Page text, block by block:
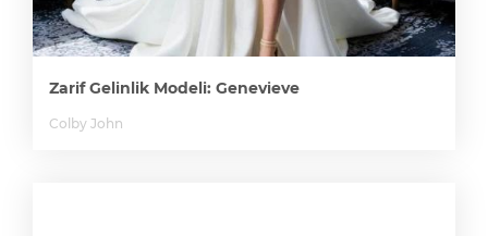
Zarif Gelinlik Modeli: Genevieve
Colby John